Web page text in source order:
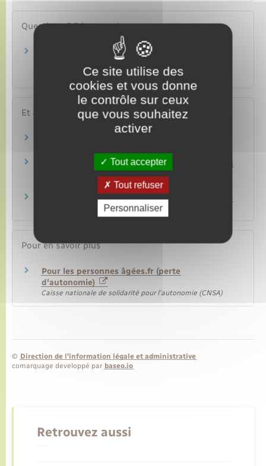
Questions ? Réponses !
L'allocation personnalisée d'autonomie
(Apa) est-elle versée sous conditions de
ressources ?
Et aussi
Particulier employeur : aide à domicile (services
à la personne)
Prestation de compensation du handicap (PCH)
Pour en savoir plus
Pour les personnes âgées.fr (perte
d'autonomie)
Caisse nationale de solidarité pour l'autonomie (CNSA)
© Direction de l’information légale et administrative
comarquage developpé par baseo.io
Retrouvez aussi
Ce site utilise des
cookies et vous donne
le contrôle sur ceux
que vous souhaitez
activer
Tout accepter
Tout refuser
Personnaliser